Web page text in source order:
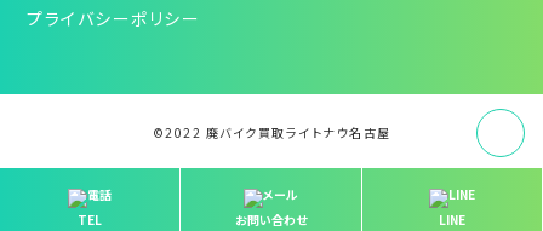
TEL お問い合わせ LINE
プライバシーポリシー
©2022 廃バイク買取ライトナウ名古屋